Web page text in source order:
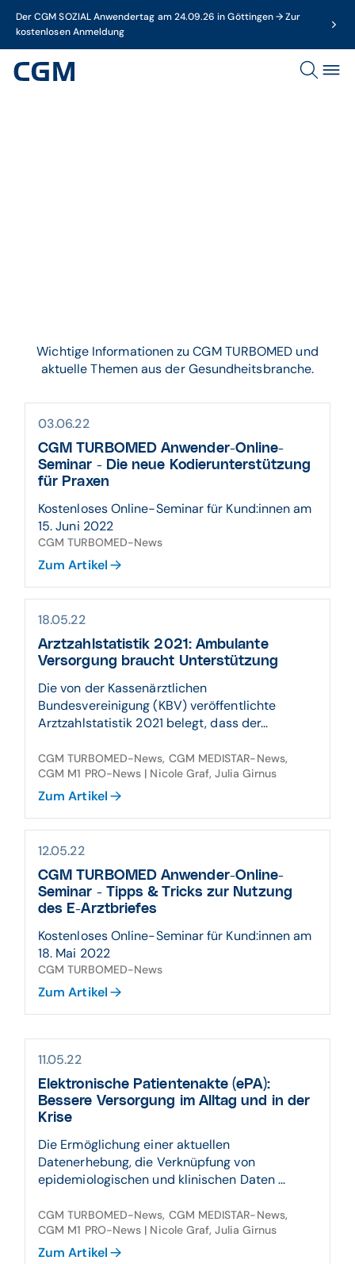
Der CGM SOZIAL Anwendertag am 24.09.26 in Göttingen → Zur
kostenlosen Anmeldung
Wichtige Informationen zu CGM TURBOMED und
aktuelle Themen aus der Gesundheitsbranche.
03.06.22
CGM TURBOMED Anwender-Online-
Seminar - Die neue Kodierunterstützung
für Praxen
Kostenloses Online-Seminar für Kund:innen am
15. Juni 2022
CGM TURBOMED-News
Zum Artikel
18.05.22
Arztzahlstatistik 2021: Ambulante
Versorgung braucht Unterstützung
Die von der Kassenärztlichen
Bundesvereinigung (KBV) veröffentlichte
Arztzahlstatistik 2021 belegt, dass der...
CGM TURBOMED-News, CGM MEDISTAR-News,
CGM M1 PRO-News | Nicole Graf, Julia Girnus
Zum Artikel
12.05.22
CGM TURBOMED Anwender-Online-
Seminar - Tipps & Tricks zur Nutzung
des E-Arztbriefes
Kostenloses Online-Seminar für Kund:innen am
18. Mai 2022
CGM TURBOMED-News
Zum Artikel
11.05.22
Elektronische Patientenakte (ePA):
Bessere Versorgung im Alltag und in der
Krise
Die Ermöglichung einer aktuellen
Datenerhebung, die Verknüpfung von
epidemiologischen und klinischen Daten ...
CGM TURBOMED-News, CGM MEDISTAR-News,
CGM M1 PRO-News | Nicole Graf, Julia Girnus
Zum Artikel